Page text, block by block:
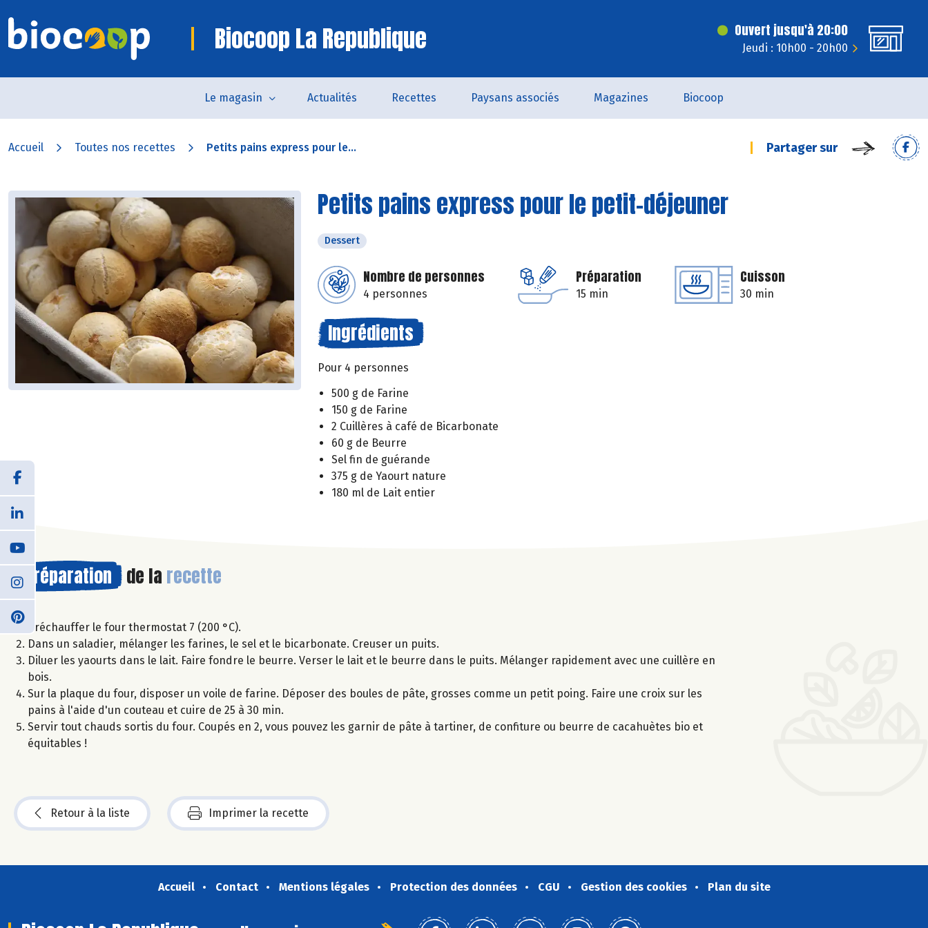
Biocoop La Republique Ouvert jusqu'à 20:00
Jeudi : 10h00 - 20h00
Le magasin Actualités Recettes Paysans associés Magazines Biocoop
Accueil Toutes nos recettes Petits pains express pour le... Partager sur
Petits pains express pour le petit-déjeuner
Dessert
Nombre de personnes
4 personnes
Préparation
15 min
Cuisson
30 min
Ingrédients
Pour 4 personnes
500 g de Farine
150 g de Farine
2 Cuillères à café de Bicarbonate
60 g de Beurre
Sel fin de guérande
375 g de Yaourt nature
180 ml de Lait entier
Préparation de la recette
Préchauffer le four thermostat 7 (200 °C).
Dans un saladier, mélanger les farines, le sel et le bicarbonate. Creuser un puits.
Diluer les yaourts dans le lait. Faire fondre le beurre. Verser le lait et le beurre dans le puits. Mélanger rapidement avec une cuillère en
bois.
Sur la plaque du four, disposer un voile de farine. Déposer des boules de pâte, grosses comme un petit poing. Faire une croix sur les
pains à l'aide d'un couteau et cuire de 25 à 30 min.
Servir tout chauds sortis du four. Coupés en 2, vous pouvez les garnir de pâte à tartiner, de confiture ou beurre de cacahuètes bio et
équitables !
Retour à la liste Imprimer la recette
Accueil Contact Mentions légales Protection des données CGU Gestion des cookies Plan du site